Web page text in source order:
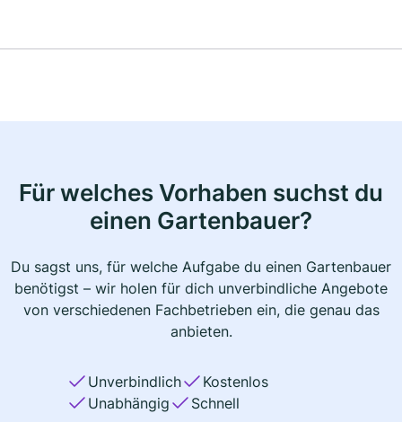
Für welches Vorhaben suchst du
einen Gartenbauer?
Du sagst uns, für welche Aufgabe du einen Gartenbauer
benötigst – wir holen für dich unverbindliche Angebote
von verschiedenen Fachbetrieben ein, die genau das
anbieten.
Unverbindlich
Kostenlos
Unabhängig
Schnell